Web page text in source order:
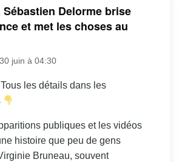
Sébastien Delorme brise
et met les choses au
juin à 04:30
les détails dans les
publiques et les vidéos
histoire que peu de gens
Bruneau, souvent